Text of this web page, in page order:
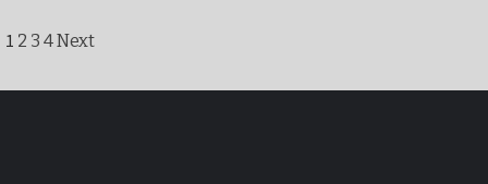
Paginación
de
1 2 3 4Next